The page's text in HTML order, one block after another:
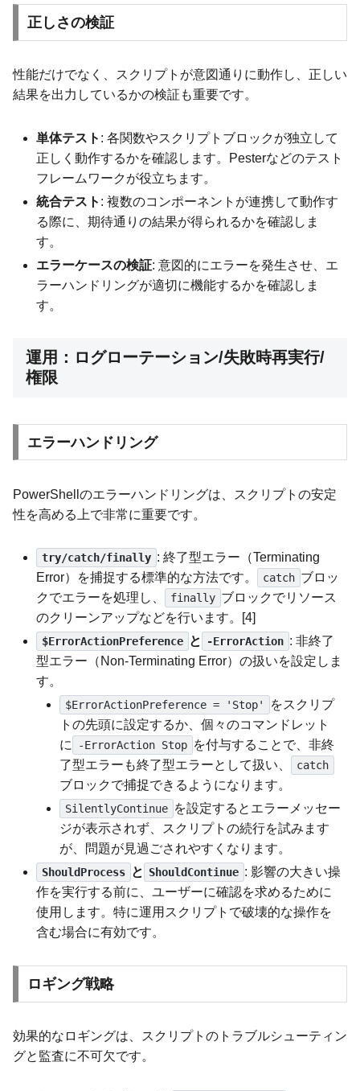
正しさの検証
性能だけでなく、スクリプトが意図通りに動作し、正しい
結果を出力しているかの検証も重要です。
単体テスト : 各関数やスクリプトブロックが独立して
正しく動作するかを確認します。Pesterなどのテスト
フレームワークが役立ちます。
統合テスト : 複数のコンポーネントが連携して動作す
る際に、期待通りの結果が得られるかを確認しま
す。
エラーケースの検証: 意図的にエラーを発生させ、エ
ラーハンドリングが適切に機能するかを確認しま
す。
運用：ログローテーション/失敗時再実行/
権限
エラーハンドリング
PowerShellのエラーハンドリングは、スクリプトの安定
性を高める上で非常に重要です。
try/catch/finally : 終了型エラー（Terminating
Error）を捕捉する標準的な方法です。
catch ブロッ
クでエラーを処理し、
finally ブロックでリソース
のクリーンアップなどを行います。[4]
$ErrorActionPreference と -ErrorAction : 非終了
型エラー（Non-Terminating Error）の扱いを設定しま
す。
$ErrorActionPreference = 'Stop'
をスクリプ
トの先頭に設定するか、個々のコマンドレット
に
-ErrorAction Stop を付与することで、非終
了型エラーも終了型エラーとして扱い、
catch
ブロックで捕捉できるようになります。
SilentlyContinue を設定するとエラーメッセー
ジが表示されず、スクリプトの続行を試みます
が、問題が見過ごされやすくなります。
ShouldProcess と ShouldContinue : 影響の大きい操
作を実行する前に、ユーザーに確認を求めるために
使用します。特に運用スクリプトで破壊的な操作を
含む場合に有効です。
ロギング戦略
効果的なロギングは、スクリプトのトラブルシューティン
グと監査に不可欠です。